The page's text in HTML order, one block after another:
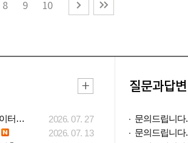
8 9 10
소상공인 신용점수 낮아도 '매출·성장성 데이터..
2026. 07. 27
2026. 07. 13
질문과답변
문의드립니다.
문의드립니다.